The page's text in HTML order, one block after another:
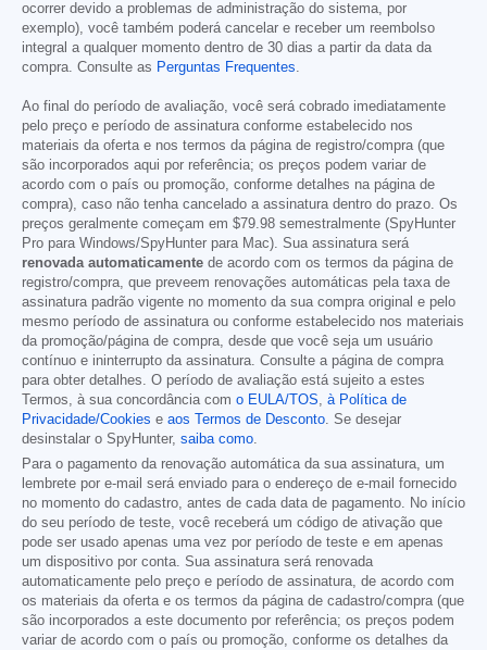
ocorrer devido a problemas de administração do sistema, por
exemplo), você também poderá cancelar e receber um reembolso
integral a qualquer momento dentro de 30 dias a partir da data da
compra. Consulte as Perguntas Frequentes.
Ao final do período de avaliação, você será cobrado imediatamente
pelo preço e período de assinatura conforme estabelecido nos
materiais da oferta e nos termos da página de registro/compra (que
são incorporados aqui por referência; os preços podem variar de
acordo com o país ou promoção, conforme detalhes na página de
compra), caso não tenha cancelado a assinatura dentro do prazo. Os
preços geralmente começam em $79.98 semestralmente (SpyHunter
Pro para Windows/SpyHunter para Mac). Sua assinatura será
renovada automaticamente de acordo com os termos da página de
registro/compra, que preveem renovações automáticas pela taxa de
assinatura padrão vigente no momento da sua compra original e pelo
mesmo período de assinatura ou conforme estabelecido nos materiais
da promoção/página de compra, desde que você seja um usuário
contínuo e ininterrupto da assinatura. Consulte a página de compra
para obter detalhes. O período de avaliação está sujeito a estes
Termos, à sua concordância com o EULA/TOS, à Política de
Privacidade/Cookies e aos Termos de Desconto. Se desejar
desinstalar o SpyHunter, saiba como.
Para o pagamento da renovação automática da sua assinatura, um
lembrete por e-mail será enviado para o endereço de e-mail fornecido
no momento do cadastro, antes de cada data de pagamento. No início
do seu período de teste, você receberá um código de ativação que
pode ser usado apenas uma vez por período de teste e em apenas
um dispositivo por conta. Sua assinatura será renovada
automaticamente pelo preço e período de assinatura, de acordo com
os materiais da oferta e os termos da página de cadastro/compra (que
são incorporados a este documento por referência; os preços podem
variar de acordo com o país ou promoção, conforme os detalhes da